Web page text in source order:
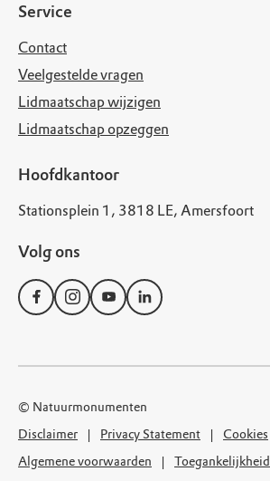
Service
Contact
Veelgestelde vragen
Lidmaatschap wijzigen
Lidmaatschap opzeggen
Hoofdkantoor
Stationsplein 1, 3818 LE, Amersfoort
Volg ons
© Natuurmonumenten
Disclaimer
Privacy Statement
Cookies
Algemene voorwaarden
Toegankelijkheid